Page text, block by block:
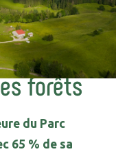
forêts
forêts
du Parc
65 % de sa